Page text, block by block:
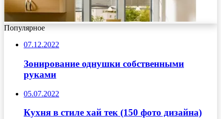
Популярное
07.12.2022
Зонирование однушки собственными
руками
05.07.2022
Кухня в стиле хай тек (150 фото дизайна)